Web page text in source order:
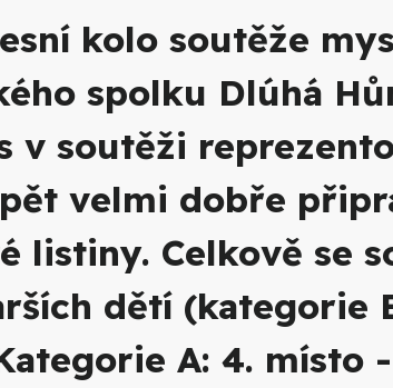
kolo soutěže
spolku Dlúhá
v soutěži
velmi dobře
listiny. Celkově se
dětí (kategorie
A: 4. místo